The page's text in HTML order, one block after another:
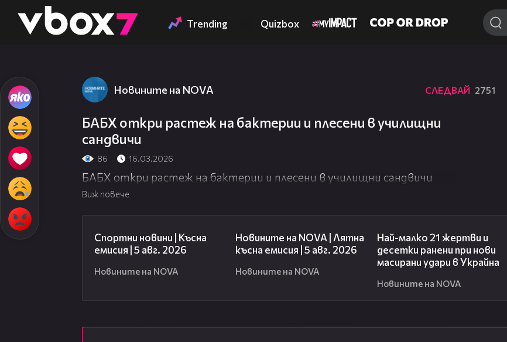
👾 Trending Quizbox
Новините на NOVA СЛЕДВАЙ 2751
БАБХ откри растеж на бактерии и плесени в училищни
сандвичи
86 16.03.2026
БАБХ откри растеж на бактерии и плесени в училищни сандвичи
Виж повече
Спортни новини | Късна
емисия | 5 авг. 2026
Новините на NOVA
Новините на NOVA | Лятна
късна емисия | 5 авг. 2026
Новините на NOVA
Най-малко 21 жертви и
десетки ранени при нови
масирани удари в Украйна
Новините на NOVA